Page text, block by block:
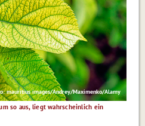
mauritius images/Andrey/Maximenko/Alamy
so aus, liegt wahrscheinlich ein